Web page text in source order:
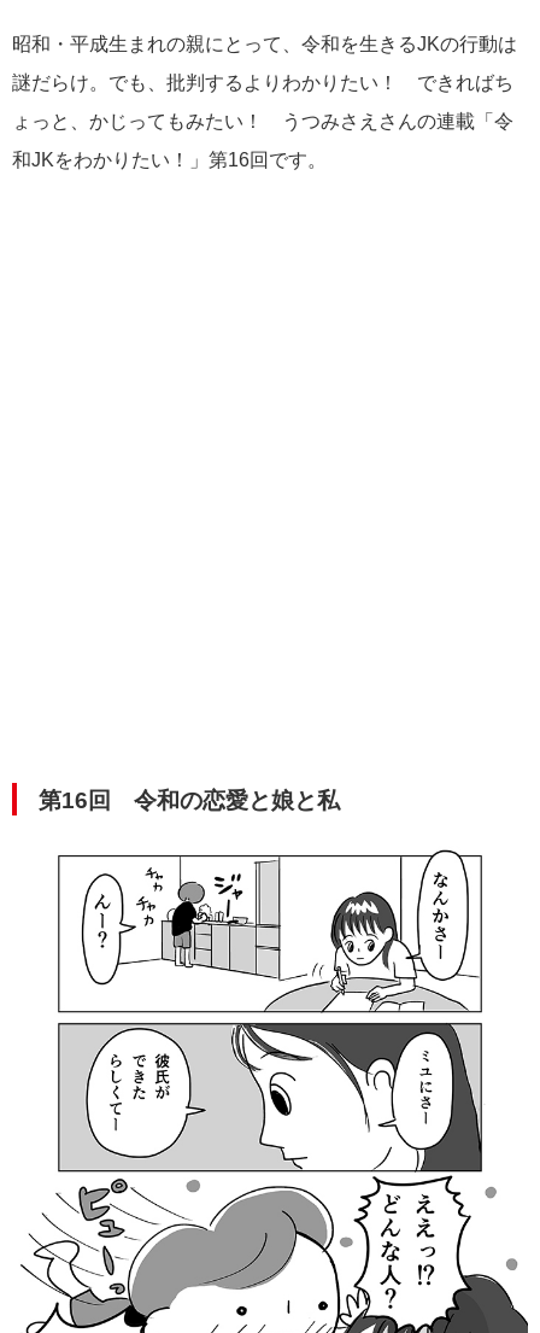
昭和・平成生まれの親にとって、令和を生きるJKの行動は
謎だらけ。でも、批判するよりわかりたい！ できればち
ょっと、かじってもみたい！ うつみさえさんの連載「令
和JKをわかりたい！」第16回です。
第16回 令和の恋愛と娘と私